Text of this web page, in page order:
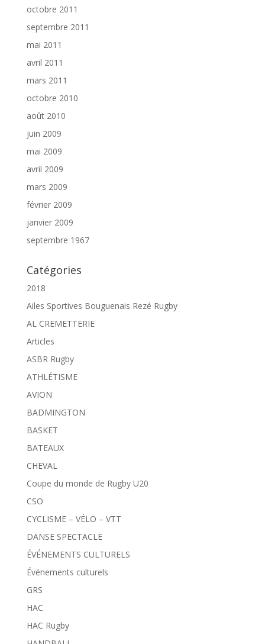
octobre 2011
septembre 2011
mai 2011
avril 2011
mars 2011
octobre 2010
août 2010
juin 2009
mai 2009
avril 2009
mars 2009
février 2009
janvier 2009
septembre 1967
Catégories
2018
Ailes Sportives Bouguenais Rezé Rugby
AL CREMETTERIE
Articles
ASBR Rugby
ATHLÉTISME
AVION
BADMINGTON
BASKET
BATEAUX
CHEVAL
Coupe du monde de Rugby U20
CSO
CYCLISME – VÉLO – VTT
DANSE SPECTACLE
ÉVÉNEMENTS CULTURELS
Événements culturels
GRS
HAC
HAC Rugby